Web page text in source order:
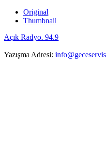
Original
Thumbnail
Açık Radyo. 94.9
Yazışma Adresi: